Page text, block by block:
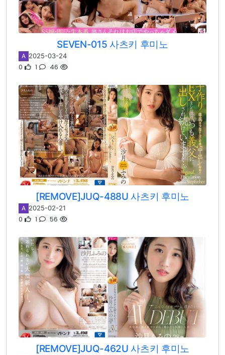
SEVEN-015 사츠키 후미노
A 2025-03-24
0 1 46
[REMOVE]JUQ-488U 사츠키 후미노
A 2025-02-21
0 1 56
[REMOVE]JUQ-462U 사츠키 후미노